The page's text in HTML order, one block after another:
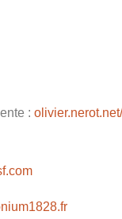
: olivier.nerot.net/